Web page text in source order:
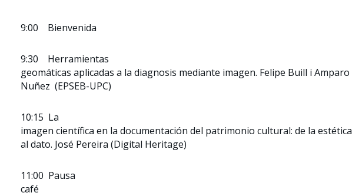
9:00 Bienvenida
9:30 Herramientas
geomáticas aplicadas a la diagnosis mediante imagen. Felipe Buill i Amparo
Nuñez (EPSEB-UPC)
10:15 La
imagen científica en la documentación del patrimonio cultural: de la estética
al dato. José Pereira (Digital Heritage)
11:00 Pausa
café